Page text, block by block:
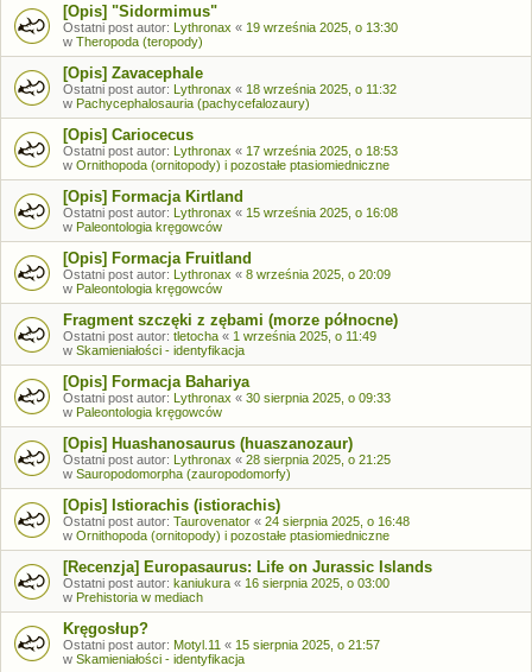
[Opis] "Sidormimus"
Ostatni post autor: Lythronax « 19 września 2025, o 13:30
w Theropoda (teropody)
[Opis] Zavacephale
Ostatni post autor: Lythronax « 18 września 2025, o 11:32
w Pachycephalosauria (pachycefalozaury)
[Opis] Cariocecus
Ostatni post autor: Lythronax « 17 września 2025, o 18:53
w Ornithopoda (ornitopody) i pozostałe ptasiomiedniczne
[Opis] Formacja Kirtland
Ostatni post autor: Lythronax « 15 września 2025, o 16:08
w Paleontologia kręgowców
[Opis] Formacja Fruitland
Ostatni post autor: Lythronax « 8 września 2025, o 20:09
w Paleontologia kręgowców
Fragment szczęki z zębami (morze północne)
Ostatni post autor: tletocha « 1 września 2025, o 11:49
w Skamieniałości - identyfikacja
[Opis] Formacja Bahariya
Ostatni post autor: Lythronax « 30 sierpnia 2025, o 09:33
w Paleontologia kręgowców
[Opis] Huashanosaurus (huaszanozaur)
Ostatni post autor: Lythronax « 28 sierpnia 2025, o 21:25
w Sauropodomorpha (zauropodomorfy)
[Opis] Istiorachis (istiorachis)
Ostatni post autor: Taurovenator « 24 sierpnia 2025, o 16:48
w Ornithopoda (ornitopody) i pozostałe ptasiomiedniczne
[Recenzja] Europasaurus: Life on Jurassic Islands
Ostatni post autor: kaniukura « 16 sierpnia 2025, o 03:00
w Prehistoria w mediach
Kręgosłup?
Ostatni post autor: Motyl.11 « 15 sierpnia 2025, o 21:57
w Skamieniałości - identyfikacja